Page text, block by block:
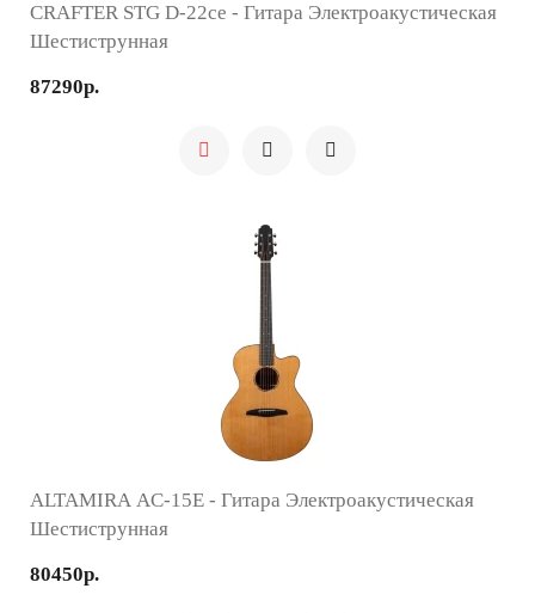
CRAFTER STG D-22ce - Гитара Электроакустическая
Шестиструнная
87290р.
ALTAMIRA AC-15E - Гитара Электроакустическая
Шестиструнная
80450р.